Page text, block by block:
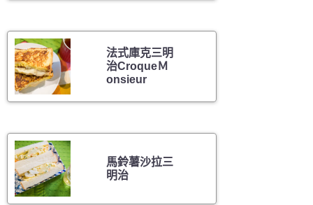
法式庫克三明
治CroqueＭ
onsieur
馬鈴薯沙拉三
明治